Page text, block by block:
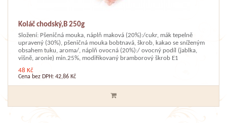
Koláč chodský,B 250g
Složení: Pšeničná mouka, náplň maková (20%):/cukr, mák tepelně
upravený (30%), pšeničná mouka bobtnavá, škrob, kakao se sníženým
obsahem tuku, aroma/, náplň ovocná (20%):/ ovocný podíl (jablka,
višně, aronie) min.25%, modifikovaný bramborový škrob E1
48 Kč
Cena bez DPH: 42,86 Kč